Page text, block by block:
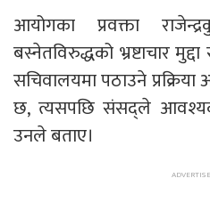
आयोगका प्रवक्ता
बस्नेतविरुद्धको भ्रष्टाचार
सचिवालयमा पठाउने
छ, त्यसपछि संसद्ले आवश्यक
उनले बताए।